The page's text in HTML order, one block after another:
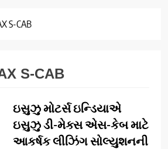
S-CAB
S-CAB
ઇસુઝુ મોટર્સ ઇન્ડિયાએ
ઇસુઝુ ડી-મેક્સ એસ-કેબ માટે
આકર્ષક લીઝિંગ સોલ્યુશનની